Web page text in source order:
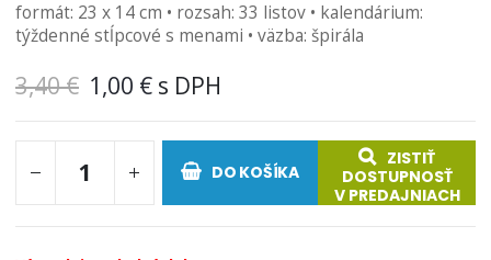
na
začiatok
obrázkov
formát: 23 x 14 cm • rozsah: 33 listov • kalendárium:
týždenné stĺpcové s menami • väzba: špirála
3,40 € 1,00 €
DO KOŠÍKA
ZISTIŤ
DOSTUPNOSŤ
V PREDAJNIACH